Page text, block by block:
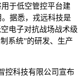
于低空管控平台建
据悉，戎远科技是
电子对抗战场战术级
系统”的研发、生产
控科技有限公司宣布